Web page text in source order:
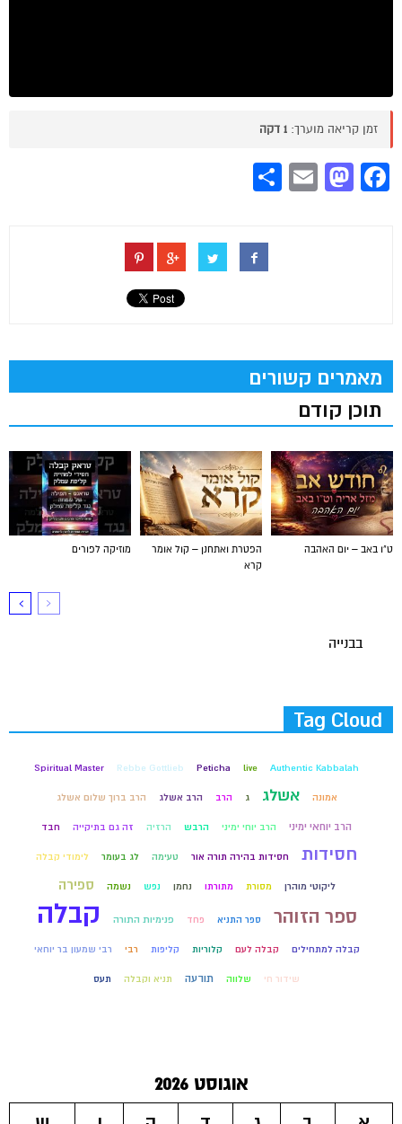
זמן קריאה מוערך: 1 דקה
Facebook
Mastodon
Email
מאמרים קשורים
תוכן קודם
מוזיקה לפורים
הפטרת ואתחנן – קול אומר
קרא
ט"ו באב – יום האהבה
בבנייה
Tag Cloud
Authentic Kabbalah
live
Peticha
Rebbe Gottlieb
Spiritual Master
אמונה אשלג ג הרב הרב אשלג הרב ברוך שלום אשלג
הרב יוחאי ימיני הרב יוחי ימיני הרבש הרזיה זה גם בתיקייה חבד
חסידות חסידות בהירה תורה אור טעימה לג בעומר לימודי קבלה
ליקוטי מוהרן מסורת מתורתו נחמן נפש נשמה ספירה
ספר הזוהר ספר התניא פחד פנימיות התורה קבלה
קבלה למתחילים קבלה לעם קלוריות קליפות רבי רבי שמעון בר יוחאי
שידור חי שלווה תודעה תניא וקבלה תעס
אוגוסט 2026